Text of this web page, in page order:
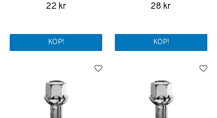
22 kr
KÖP!
28 kr
KÖP!